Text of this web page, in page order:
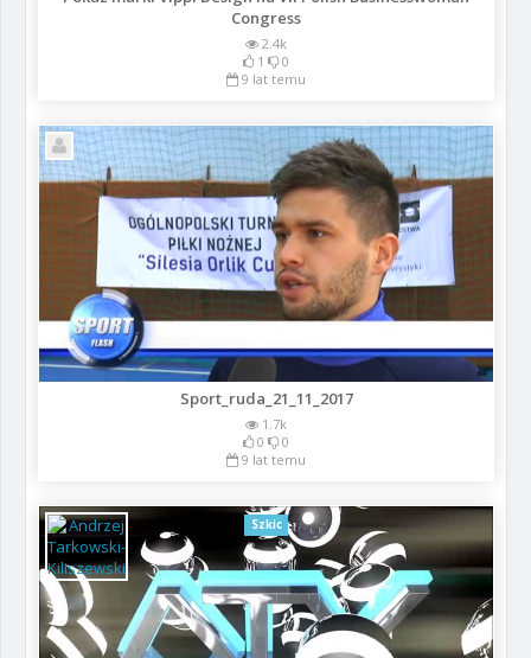
Congress
2.4k
1
0
9 lat temu
Sport_ruda_21_11_2017
1.7k
0
0
9 lat temu
Szkic